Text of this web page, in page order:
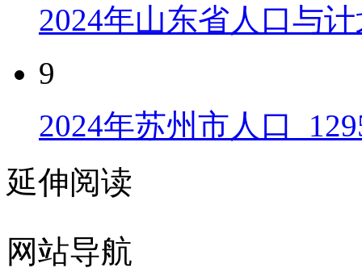
2024年山东省人口与
9
2024年苏州市人口
延伸阅读
网站导航